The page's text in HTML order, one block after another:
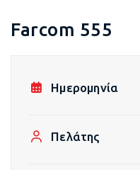
Farcom 555
Ημερομηνία
Πελάτης